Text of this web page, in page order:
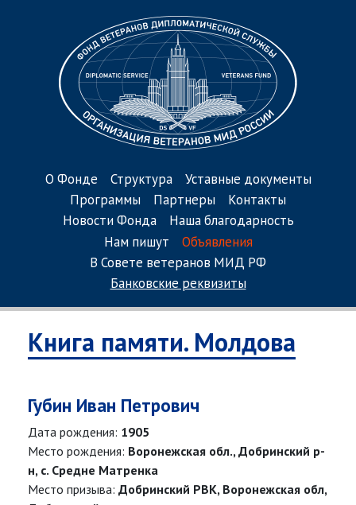
О Фонде Структура
Уставные документы
Программы
Партнеры
Контакты
Новости Фонда
Наша благодарность
Нам пишут
Объявления
В Совете ветеранов МИД РФ
Банковские реквизиты
Книга памяти. Молдова
Губин Иван Петрович
Дата рождения: 1905
Место рождения: Воронежская обл., Добринский р-
н, с. Средне Матренка
Место призыва: Добринский РВК, Воронежская обл,